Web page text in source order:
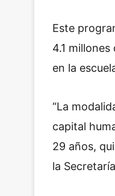
Este
4.1
en la
“La
capital
29 años,
la